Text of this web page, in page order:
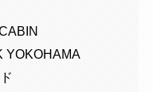
YOKOHAMA